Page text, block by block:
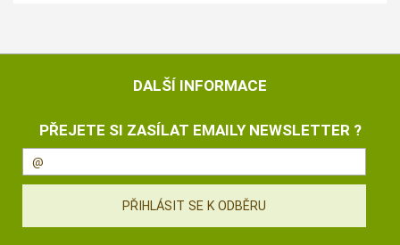
DALŠÍ INFORMACE
PŘEJETE SI ZASÍLAT EMAILY NEWSLETTER ?